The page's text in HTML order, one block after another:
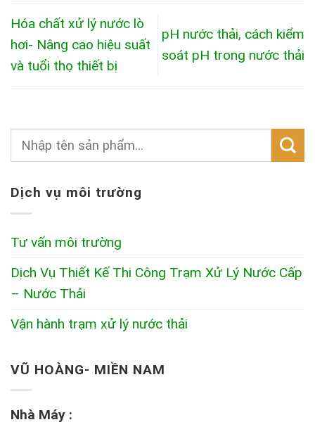
Hóa chất xử lý nước lò
hơi- Nâng cao hiệu suất
và tuổi thọ thiết bị
pH nước thải, cách kiểm
soát pH trong nước thải
Dịch vụ môi trường
Tư vấn môi trường
Dịch Vụ Thiết Kế Thi Công Trạm Xử Lý Nước Cấp
– Nước Thải
Vận hành trạm xử lý nước thải
VŨ HOÀNG- MIỀN NAM
Nhà Máy :